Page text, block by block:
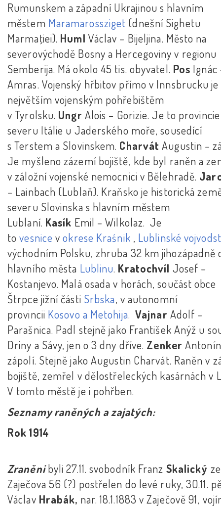
Rumunskem a západní Ukrajinou s hlavním
městem Maramarossziget (dnešní Sighetu
Marmaţiei). Huml Václav – Bijeljina. Město na
severovýchodě Bosny a Hercegoviny v regionu
Semberija. Má okolo 45 tis. obyvatel. Pos Ignác
Amras. Vojenský hřbitov přímo v Innsbrucku je
největším vojenským pohřebištěm
v Tyrolsku. Ungr Alois – Gorizie. Je to
severu Itálie u Jaderského moře, sousedící
s Terstem a Slovinskem. Charvát Augustin –
Je myšleno zázemí bojiště, kde byl raněn a
v záložní vojenské nemocnici v Bělehradě.
– Lainbach (Lublaň). Kraňsko je historická
severu Slovinska s hlavním městem
Lublaní. Kasík Emil – Wilkolaz. Je
tovesnice vokrese Kraśnik , Lublinské
východním Polsku, zhruba 32 km jihozápadně
hlavního města Lublinu. Kratochvíl Josef –
Kostanjevo. Malá osada v horách, součást obce
Štrpce jižní části Srbska, v autonomní
provincii Kosovo a Metohija.Vajnar Adolf –
Parašnica. Padl stejně jako František Anýž u
Driny a Sávy, jen o 3 dny dříve. Zenker
zápolí. Stejně jako Augustin Charvát. Raněn v
bojiště, zemřel v dělostřeleckých kasárnách v
V tomto městě je i pohřben.
Seznamy raněných a zajatých:
Rok 1914
Zraněnibyli 27.11. svobodník Franz Skalický ze
Zaječova 56 (?) postřelen do levé ruky, 30.11.
Václav Hrabák, nar. 18.1.1883 v Zaječově 91,